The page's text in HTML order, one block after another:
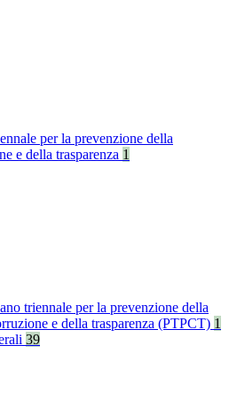
per la prevenzione della
e della trasparenza 1
triennale per la prevenzione della
e della trasparenza (PTPCT) 1
39